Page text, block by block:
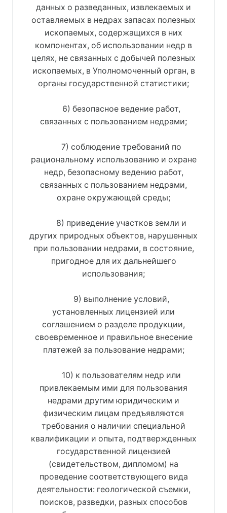
данных о разведанных, извлекаемых и
оставляемых в недрах запасах полезных
ископаемых, содержащихся в них
компонентах, об использовании недр в
целях, не связанных с добычей полезных
ископаемых, в Уполномоченный орган, в
органы государственной статистики;
6) безопасное ведение работ,
связанных с пользованием недрами;
7) соблюдение требований по
рациональному использованию и охране
недр, безопасному ведению работ,
связанных с пользованием недрами,
охране окружающей среды;
8) приведение участков земли и
других природных объектов, нарушенных
при пользовании недрами, в состояние,
пригодное для их дальнейшего
использования;
9) выполнение условий,
установленных лицензией или
соглашением о разделе продукции,
своевременное и правильное внесение
платежей за пользование недрами;
10) к пользователям недр или
привлекаемым ими для пользования
недрами другим юридическим и
физическим лицам предъявляются
требования о наличии специальной
квалификации и опыта, подтвержденных
государственной лицензией
(свидетельством, дипломом) на
проведение соответствующего вида
деятельности: геологической съемки,
поисков, разведки, разных способов